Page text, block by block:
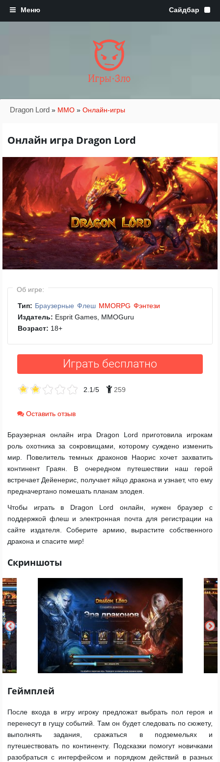
Игры·Зло
Dragon Lord » MMO » Онлайн-игры
Онлайн игра Dragon Lord
Об игре:
Тип: Браузерные Флеш MMORPG Фэнтези
Издатель: Esprit Games, MMOGuru
Возраст: 18+
Играть бесплатно
2.1/5 259
Оставить отзыв
Браузерная онлайн игра Dragon Lord приготовила игрокам
роль охотника за сокровищами, которому суждено изменить
мир. Повелитель темных драконов Наорис хочет захватить
континент Граян. В очередном путешествии наш герой
встречает Дейенерис, получает яйцо дракона и узнает, что ему
предначертано помешать планам злодея.
Чтобы играть в Dragon Lord онлайн, нужен браузер с
поддержкой флеш и электронная почта для регистрации на
сайте издателя. Соберите армию, вырастите собственного
дракона и спасите мир!
Скриншоты
Геймплей
После входа в игру игроку предложат выбрать пол героя и
перенесут в гущу событий. Там он будет следовать по сюжету,
выполнять задания, сражаться в подземельях и
путешествовать по континенту. Подсказки помогут новичками
разобраться с интерфейсом и порядком действий в разных